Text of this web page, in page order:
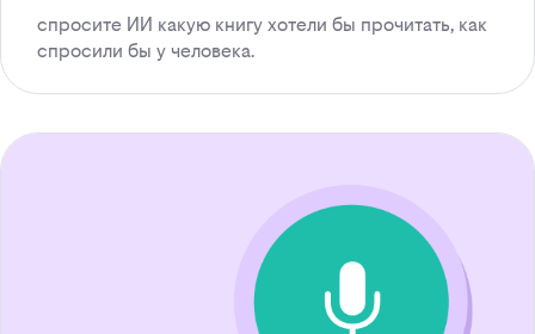
спросите ИИ какую книгу хотели бы прочитать, как
спросили бы у человека.